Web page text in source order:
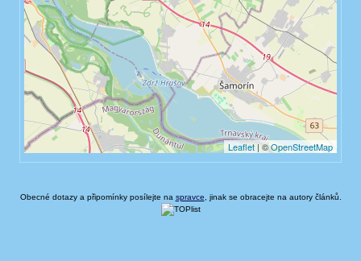
Obecné dotazy a připomínky posílejte na spravce , jinak se obracejte na autory článků.